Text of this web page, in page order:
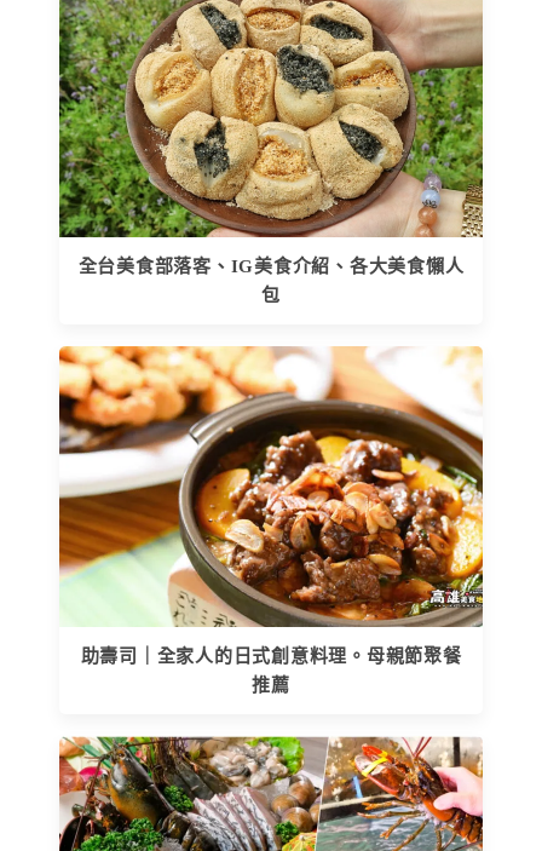
全台美食部落客、IG美食介紹、各大美食懶人
包
助壽司｜全家人的日式創意料理。母親節聚餐
推薦